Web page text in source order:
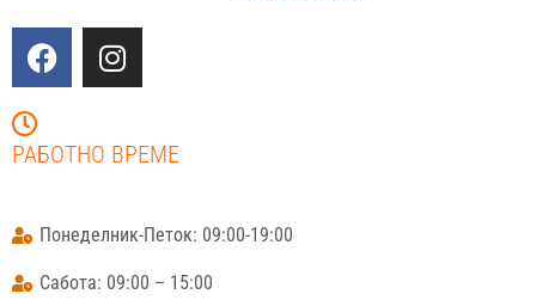
РАБОТНО ВРЕМЕ
Понеделник-Петок: 09:00-19:00
Сабота: 09:00 – 15:00